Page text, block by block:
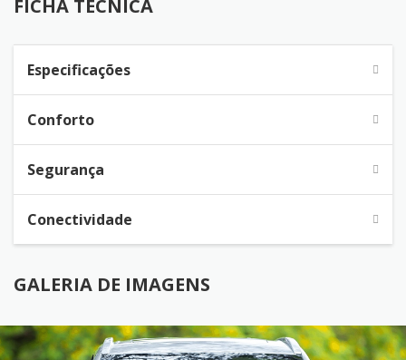
FICHA TÉCNICA
Especificações
Conforto
Segurança
Conectividade
GALERIA DE IMAGENS